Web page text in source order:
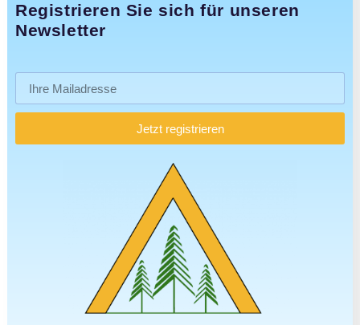
Registrieren Sie sich für unseren
Newsletter
Jetzt registrieren